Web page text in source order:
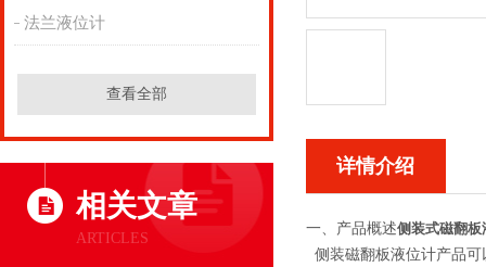
法兰液位计
查看全部
相关文章
ARTICLES
详情介绍
一、产品概述侧装式磁翻板
侧装磁翻板液位计产品